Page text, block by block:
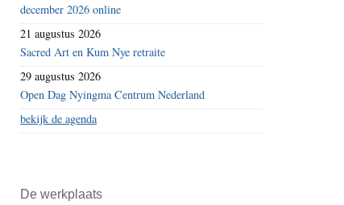
december 2026 online
21 augustus 2026
Sacred Art en Kum Nye retraite
29 augustus 2026
Open Dag Nyingma Centrum Nederland
bekijk de agenda
De werkplaats